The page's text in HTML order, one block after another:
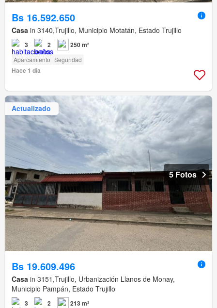
Bs 16.592.650
Casa in 3140,Trujillo, Municipio Motatán, Estado Trujillo
3 2 250 m²
Aparcamiento Seguridad
Hace 1 día
Actualizado
5 Fotos
Bs 19.609.496
Casa in 3151,Trujillo, Urbanización Llanos de Monay,
Municipio Pampán, Estado Trujillo
3 2 213 m²